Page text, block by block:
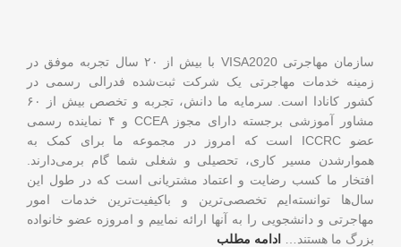
سازمان مهاجرتی VISA2020 با بیش از ۲۰ سال تجربه موفق در
زمینه خدمات مهاجرتی یک شرکت ثبت‌شده فدرالی رسمی در
کشور کانادا است. سرمایه ما دانش، تجربه و تخصص بیش از ۶۰
مشاور آموزشی برجسته دارای مجوز CCEA و ۴ نماینده رسمی
عضو ICCRC است که امروز در مجموعه ما برای کمک به
هموارشدن مسیر کاری، تحصیلی و شغلی شما گام برمی‌دارند.
افتخار ما کسب رضایت و اعتماد مشتریانی است که در طول این
سال‌ها توانسته‌ایم تخصصی‌ترین و باکیفیت‌ترین خدمات امور
مهاجرتی و دانشجویی را به آنها ارائه نماییم و امروزه عضو خانواده
بزرگ ما هستند… ادامه مطلب